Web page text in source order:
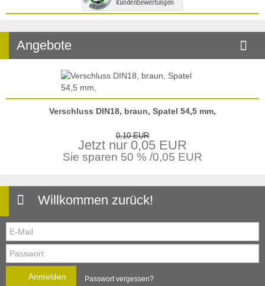
Angebote
Verschluss DIN18, braun, Spatel 54,5 mm,
0,10 EUR
Jetzt nur 0,05 EUR
Sie sparen 50 % /0,05 EUR
Willkommen zurück!
Anmelden Passwort vergessen?